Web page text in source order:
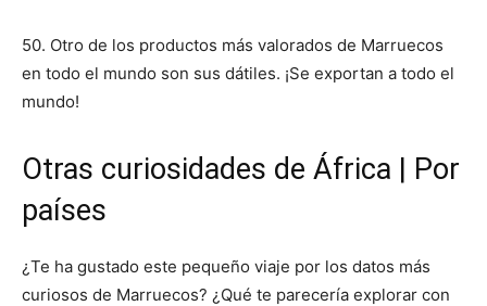
50. Otro de los productos más valorados de Marruecos
en todo el mundo son sus dátiles. ¡Se exportan a todo el
mundo!
Otras curiosidades de África | Por
países
¿Te ha gustado este pequeño viaje por los datos más
curiosos de Marruecos? ¿Qué te parecería explorar con